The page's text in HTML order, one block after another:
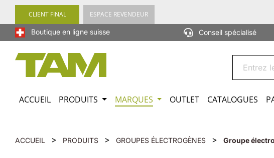
Passer à la navigation principale
CLIENT FINAL ESPACE REVENDEUR
Boutique en ligne suisse Conseil spécialisé
ACCUEIL PRODUITS MARQUES OUTLET CATALOGUES
ACCUEIL > PRODUITS > GROUPES ÉLECTROGÈNES > Groupe